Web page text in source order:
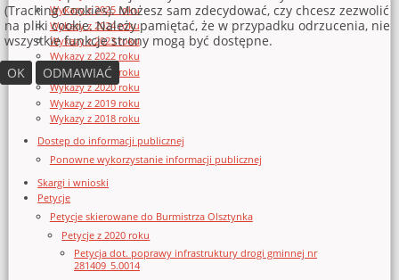
Wykazy z 2025 roku
Wykazy z 2024 roku
Wykazy z 2023 roku
Wykazy z 2022 roku
Wykazy z 2021 roku
Wykazy z 2020 roku
Wykazy z 2019 roku
Wykazy z 2018 roku
Dostęp do informacji publicznej
Ponowne wykorzystanie informacji publicznej
Skargi i wnioski
Petycje
Petycje skierowane do Burmistrza Olsztynka
Petycje z 2020 roku
Petycja dot. poprawy infrastruktury drogi gminnej nr
281409_5.0014
(Tracking Cookies). Możesz sam zdecydować, czy chcesz zezwolić
na pliki cookie. Należy pamiętać, że w przypadku odrzucenia, nie
wszystkie funkcje strony mogą być dostępne.
OK
ODMAWIAĆ